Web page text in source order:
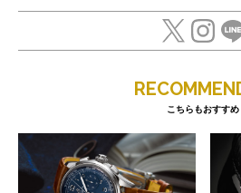
こちらもおすすめ